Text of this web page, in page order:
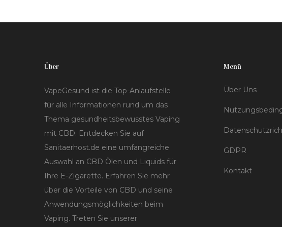
Über
VapeGesund ist die Top-Anlaufstelle
für alle Informationen rund um das
Thema gesundheitsbewusstes Vaping
mit CBD. Entdecken Sie auf
Sanitaerhost.de eine umfangreiche
Auswahl an CBD Ölen und Liquids für
Ihre E-Zigarette. Erfahren Sie mehr
über die Vorteile von CBD und seine
Anwendungsmöglichkeiten beim
Vaping. Treten Sie unserer
Menü
Über Uns
GDPR
Kontakt